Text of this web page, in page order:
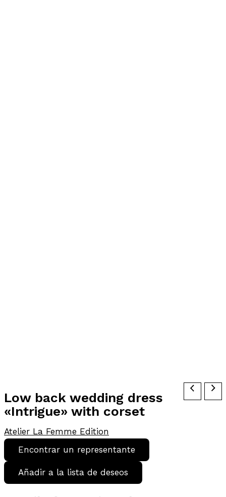
Low back wedding dress
«Intrigue» with corset
Atelier La Femme Edition
Encontrar un representante
Añadir a la lista de deseos